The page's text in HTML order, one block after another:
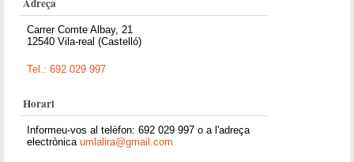
Carrer Comte Albay, 21
12540 Vila-real (Castelló)
Tel.: 692 029 997
Horari
Informeu-vos al telèfon: 692 029 997 o a l'adreça
electrònicaumlalira@gmail.com